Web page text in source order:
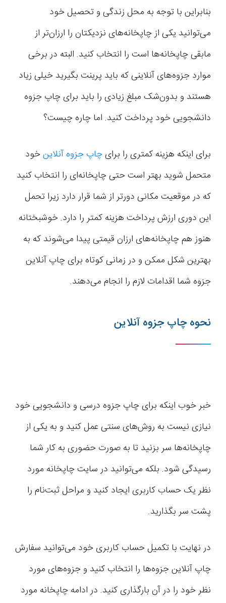
بنابراین با توجه به محل زندگی و تحصیل خود
می‌توانید یکی از چاپخانه‌های نزدیکتان را ارزان‌تر از
مابقی چاپخانه‌ها است را انتخاب کنید. البته در برخی
موارد جزوه‌های آنلاینی که باید پرینت بگیرید خیلی زیاد
هستند و بدون‌شک مبلغ زیادی را باید برای چاپ جزوه
دانشجویی خود پرداخت کنید. اما چاره چیست؟
برای اینکه هزینه کمتری را برایچاپ جزوه آنلاینخود
متحمل شوید بهتر است حتی چاپخانه‌ای را انتخاب کنید
که در موقعیت مکانی دورتر از شما قرار دارد زیرا تحمل
این دوری ارزش پرداخت هزینه کمتر را دارد. خوشبختانه
هنوز هم چاپخانه‌های ارزان قیمتی پیدا می‌شوند که به
بهترین شکل ممکن و در زمانی کوتاه برای چاپ آنلاین
جزوه شما اقدامات لازم را انجام می‌دهند.
نحوه چاپ جزوه آنلاین
خبر خوب اینکه برای چاپ جزوه درسی و دانشجویی خود
نیازی نیست به روش‌های سنتی عمل کنید و به یکی از
چاپخانه‌ها سر بزنید تا به صورت حضوری به کار شما
رسیدگی شود. بلکه می‌توانید در سایت چاپخانه مورد
نظر یک حساب کاربری ایجاد کنید و مراحل ثبت‌نام را
پشت سر بگذارید.
در نهایت با تکمیل حساب کاربری خود می‌توانید سفارش
چاپ آنلاین جزوه‌ها را انتخاب کنید و جزوه‌های مورد
نظر خود را در آن بارگذاری کنید. در ادامه چاپخانه مورد